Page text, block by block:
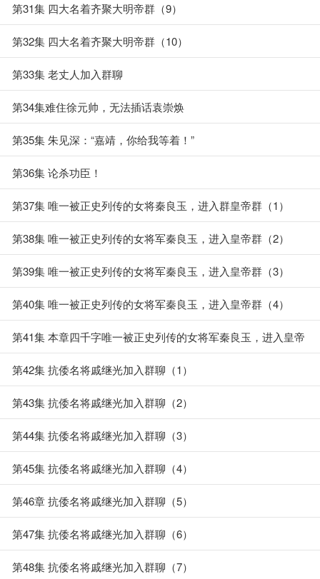
第31集 四大名着齐聚大明帝群（9）
第32集 四大名着齐聚大明帝群（10）
第33集 老丈人加入群聊
第34集难住徐元帅，无法插话袁崇焕
第35集 朱见深：“嘉靖，你给我等着！”
第36集 论杀功臣！
第37集 唯一被正史列传的女将秦良玉，进入群皇帝群（1）
第38集 唯一被正史列传的女将军秦良玉，进入皇帝群（2）
第39集 唯一被正史列传的女将军秦良玉，进入皇帝群（3）
第40集 唯一被正史列传的女将军秦良玉，进入皇帝群（4）
第41集 本章四千字唯一被正史列传的女将军秦良玉，进入皇帝
群（5）
第42集 抗倭名将戚继光加入群聊（1）
第43集 抗倭名将戚继光加入群聊（2）
第44集 抗倭名将戚继光加入群聊（3）
第45集 抗倭名将戚继光加入群聊（4）
第46章 抗倭名将戚继光加入群聊（5）
第47集 抗倭名将戚继光加入群聊（6）
第48集 抗倭名将戚继光加入群聊（7）